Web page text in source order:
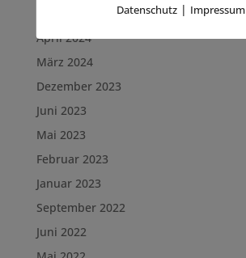
April 2024
März 2024
Dezember 2023
Juni 2023
Mai 2023
Februar 2023
Januar 2023
September 2022
Juni 2022
Datenschutz | Impressum